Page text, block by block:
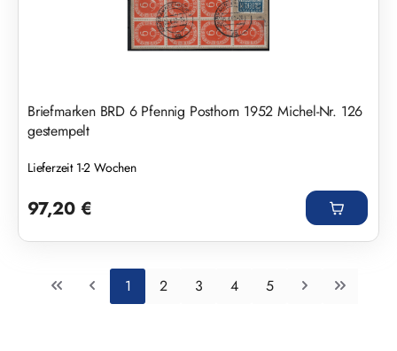
Briefmarken BRD 6 Pfennig Posthorn 1952 Michel-Nr. 126
gestempelt
Lieferzeit 1-2 Wochen
97,20 €
Seite
1 Seite
2 Seite
3 Seite
4 Seite
5